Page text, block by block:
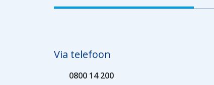
Via telefoon
0800 14 200